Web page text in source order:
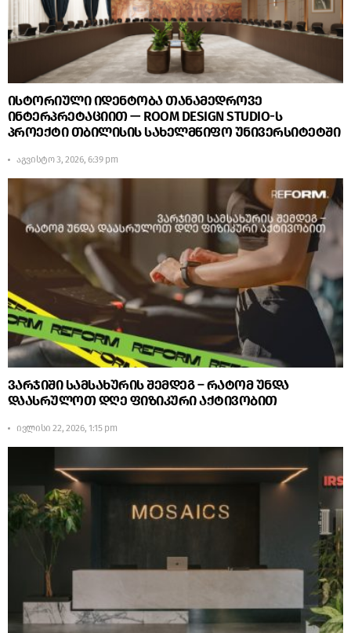
ისტორიული იდენტობა თანამედროვე
ინტერპრეტაციით — ROOM DESIGN STUDIO-ს
პროექტი თბილისის სახელმწიფო უნივერსიტეტში
აგვისტო 3, 2026, 6:39 pm
ვარჯიში სამსახურის შემდეგ – რატომ უნდა
დაასრულოთ დღე ფიზიკური აქტივობით
ივლისი 22, 2026, 1:15 pm